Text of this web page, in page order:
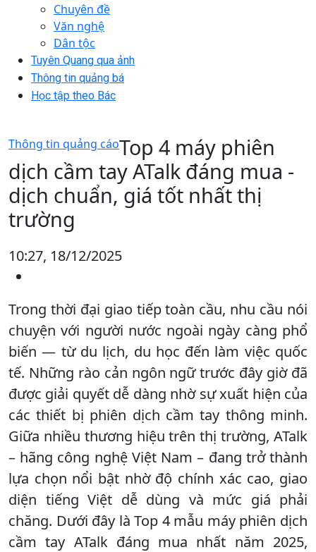
Chuyên đề
Văn nghệ
Dân tộc
Tuyên Quang qua ảnh
Thông tin quảng bá
Học tập theo Bác
Thông tin quảng cáoTop 4 máy phiên
dịch cầm tay ATalk đáng mua -
dịch chuẩn, giá tốt nhất thị
trường
10:27, 18/12/2025
Trong thời đại giao tiếp toàn cầu, nhu cầu nói
chuyện với người nước ngoài ngày càng phổ
biến — từ du lịch, du học đến làm việc quốc
tế. Những rào cản ngôn ngữ trước đây giờ đã
được giải quyết dễ dàng nhờ sự xuất hiện của
các thiết bị phiên dịch cầm tay thông minh.
Giữa nhiều thương hiệu trên thị trường, ATalk
– hãng công nghệ Việt Nam – đang trở thành
lựa chọn nổi bật nhờ độ chính xác cao, giao
diện tiếng Việt dễ dùng và mức giá phải
chăng. Dưới đây là Top 4 mẫu máy phiên dịch
cầm tay ATalk đáng mua nhất năm 2025,